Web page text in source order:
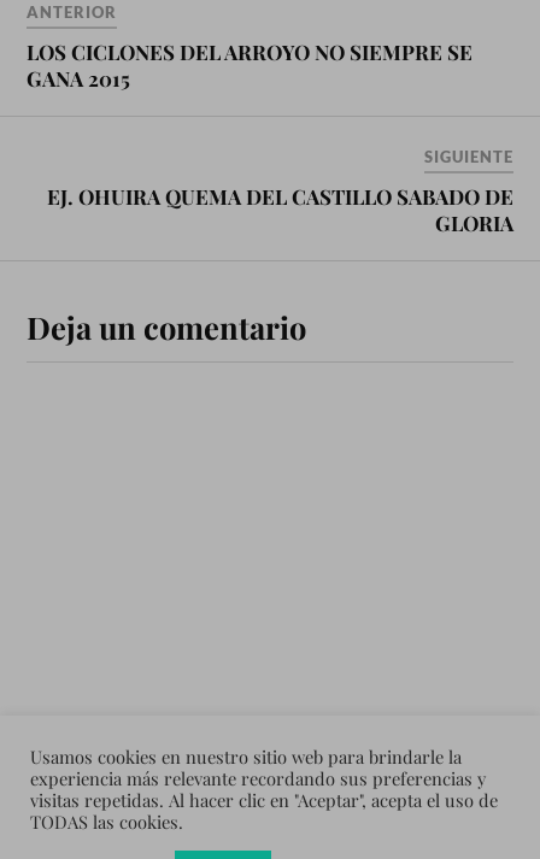
, fjs); }(document, 'script',
'facebook-jssdk'));
ANTERIOR
LOS CICLONES DEL ARROYO NO SIEMPRE SE
GANA 2015
SIGUIENTE
EJ. OHUIRA QUEMA DEL CASTILLO SABADO DE
GLORIA
Deja un comentario
Usamos cookies en nuestro sitio web para brindarle la
experiencia más relevante recordando sus preferencias y
visitas repetidas. Al hacer clic en "Aceptar", acepta el uso de
TODAS las cookies.